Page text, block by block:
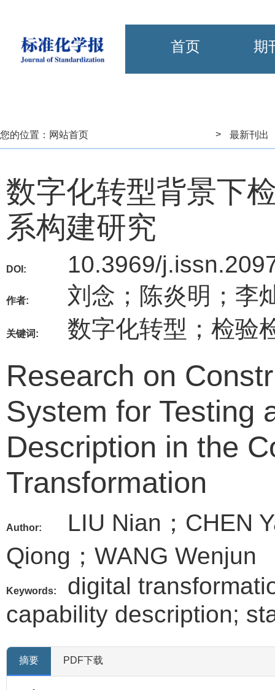
首页 期
您的位置： 网站首页 > 最新刊出
数字化转型背景下
系构建研究
DOI: 10.3969/
作者: 刘念；陈炎明；李
关键词: 数字化转型；检验
Research on
System for Testing
Description in the
Transformation
Author:
LIU Nian；CHEN
Qiong；WANG Wenjun
Keywords:
digital
capability description;
摘要 PDF下载